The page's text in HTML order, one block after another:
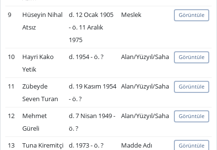
9
Hüseyin Nihal
Atsız
d. 12 Ocak 1905
- ö. 11 Aralık
1975
Meslek Görüntüle
10
Hayri Kako
Yetik
d. 1954 - ö. ? Alan/Yüzyıl/Saha Görüntüle
11
Zübeyde
Seven Turan
d. 19 Kasım 1954
- ö. ?
Alan/Yüzyıl/Saha Görüntüle
12
Mehmet
Güreli
d. 7 Nisan 1949 -
ö. ?
Alan/Yüzyıl/Saha Görüntüle
13 Tuna Kiremitçi d. 1973 - ö. ? Madde Adı Görüntüle